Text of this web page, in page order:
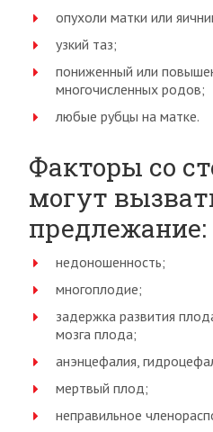
опухоли матки или
узкий таз;
пониженный или
многочисленных родов;
любые рубцы на матке.
Факторы со
могут
предлежание:
недоношенность;
многоплодие;
задержка развития
мозга плода;
анэнцефалия,
мертвый плод;
неправильное